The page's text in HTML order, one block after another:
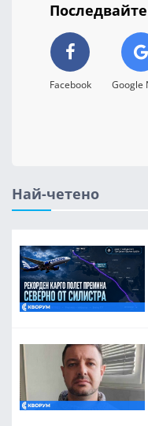
Facebook Google
Най-четено